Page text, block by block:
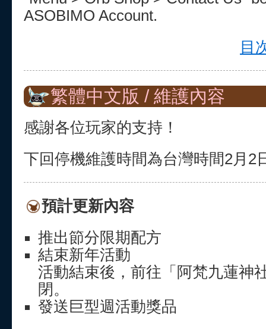
ASOBIMO Account.
目
繁體中文版 / 維護內容
感謝各位玩家的支持！
下回停機維護時間為台灣時間2月2
預計更新內容
推出節分限期配方
結束新年活動
活動結束後，前往「阿梵九蓮神
閉。
發送巨型週活動獎品